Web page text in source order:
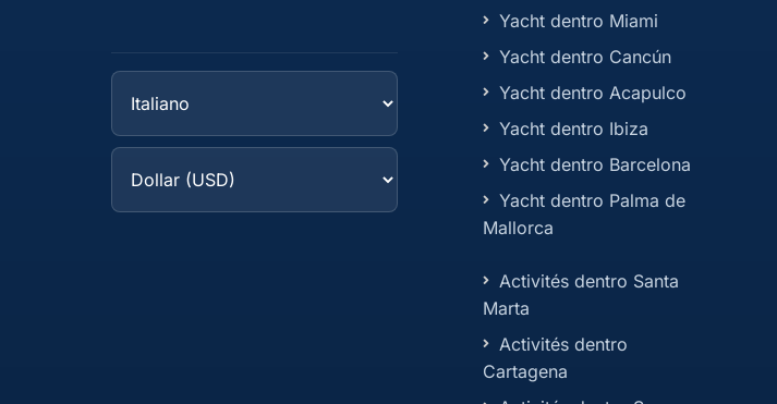
Yacht dentro Miami
Yacht dentro Cancún
Yacht dentro Acapulco
Yacht dentro Ibiza
Yacht dentro Barcelona
Yacht dentro Palma de
Mallorca
Activités dentro Santa
Marta
Activités dentro
Cartagena